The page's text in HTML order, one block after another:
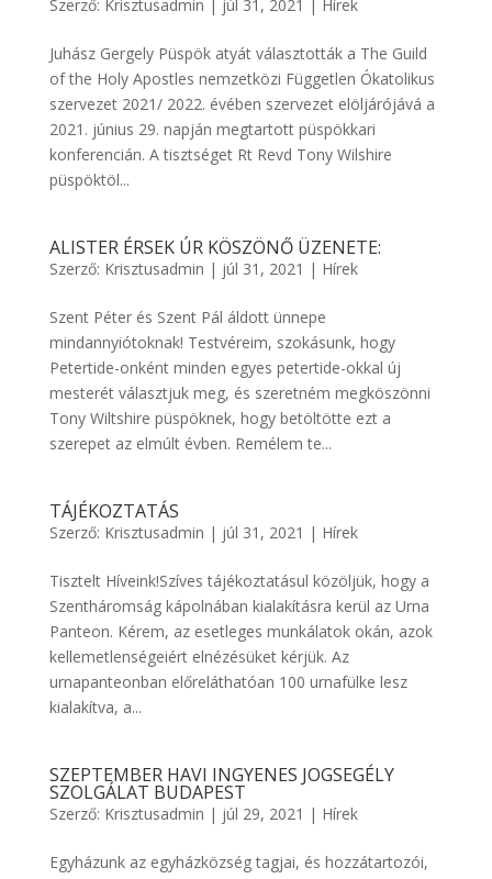
Szerző: Krisztusadmin | júl 31, 2021 | Hírek
Juhász Gergely Püspök atyát választották a The Guild
of the Holy Apostles nemzetközi Független Ókatolikus
szervezet 2021/ 2022. évében szervezet elöljárójává a
2021. június 29. napján megtartott püspökkari
konferencián. A tisztséget Rt Revd Tony Wilshire
püspöktöl...
ALISTER ÉRSEK ÚR KÖSZÖNŐ ÜZENETE:
Szerző: Krisztusadmin | júl 31, 2021 | Hírek
Szent Péter és Szent Pál áldott ünnepe
mindannyiótoknak! Testvéreim, szokásunk, hogy
Petertide-onként minden egyes petertide-okkal új
mesterét választjuk meg, és szeretném megköszönni
Tony Wiltshire püspöknek, hogy betöltötte ezt a
szerepet az elmúlt évben. Remélem te...
TÁJÉKOZTATÁS
Szerző: Krisztusadmin | júl 31, 2021 | Hírek
Tisztelt Híveink!Szíves tájékoztatásul közöljük, hogy a
Szentháromság kápolnában kialakításra kerül az Urna
Panteon. Kérem, az esetleges munkálatok okán, azok
kellemetlenségeiért elnézésüket kérjük. Az
urnapanteonban előreláthatóan 100 urnafülke lesz
kialakítva, a...
SZEPTEMBER HAVI INGYENES JOGSEGÉLY
SZOLGÁLAT BUDAPEST
Szerző: Krisztusadmin | júl 29, 2021 | Hírek
Egyházunk az egyházközség tagjai, és hozzátartozói,